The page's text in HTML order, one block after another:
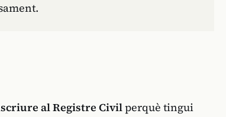
al Registre Civilperquè tingui